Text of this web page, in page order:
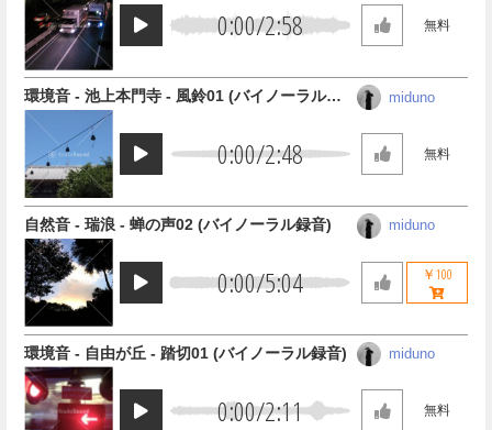
0:00/2:58 無料
0:00/2:48
環境音 - 池上本門寺 - 風鈴01 (バイノーラル録
miduno
無料
0:00/5:04
自然音 - 瑞浪 - 蝉の声02 (バイノーラル録音) miduno
￥100
0:00/2:11
環境音 - 自由が丘 - 踏切01 (バイノーラル録音) miduno
無料